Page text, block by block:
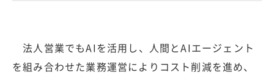
法人営業でもAIを活用し、人間とAIエージェント
を組み合わせた業務運営によりコスト削減を進め、